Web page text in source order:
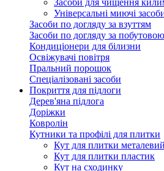
Засоби для чищення
Універсальні миючі
Засоби по догляду за взуттям
Засоби по догляду за
Кондиціонери для білизни
Освіжувачі повітря
Пральний порошок
Спеціалізовані засоби
Покриття для підлоги
Дерев'яна підлога
Доріжки
Ковролін
Кутники та профілі для плитки
Кут для плитки металевий
Кут для плитки пластик
Кут на сходинку